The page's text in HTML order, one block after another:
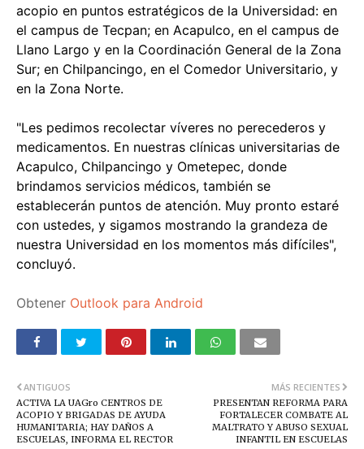
acopio en puntos estratégicos de la Universidad: en
el campus de Tecpan; en Acapulco, en el campus de
Llano Largo y en la Coordinación General de la Zona
Sur; en Chilpancingo, en el Comedor Universitario, y
en la Zona Norte.
"Les pedimos recolectar víveres no perecederos y
medicamentos. En nuestras clínicas universitarias de
Acapulco, Chilpancingo y Ometepec, donde
brindamos servicios médicos, también se
establecerán puntos de atención. Muy pronto estaré
con ustedes, y sigamos mostrando la grandeza de
nuestra Universidad en los momentos más difíciles",
concluyó.
Obtener Outlook para Android
MÁS RECIENTES
PRESENTAN REFORMA PARA
FORTALECER COMBATE AL
MALTRATO Y ABUSO SEXUAL
INFANTIL EN ESCUELAS
ANTIGUOS
ACTIVA LA UAGro CENTROS DE
ACOPIO Y BRIGADAS DE AYUDA
HUMANITARIA; HAY DAÑOS A
ESCUELAS, INFORMA EL RECTOR